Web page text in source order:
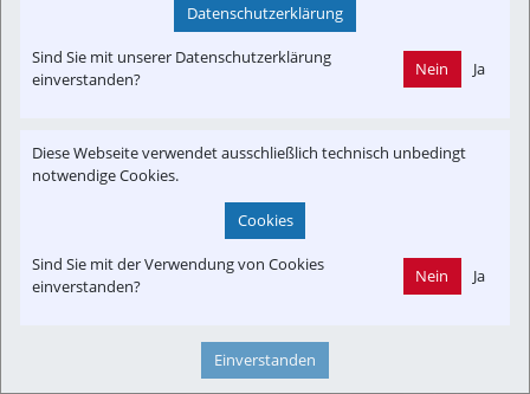
Themenbereiche
Betreiber
Konzept | Studien | Statistik
Neubau-Infra
Time-Event
Datenschutzerklärung
Sind Sie mit unserer Datenschutzerklärung
einverstanden?
Nein Ja
Diese Webseite verwendet ausschließlich technisch unbedingt
notwendige Cookies.
Cookies
Sind Sie mit der Verwendung von Cookies
einverstanden?
Nein Ja
Einverstanden